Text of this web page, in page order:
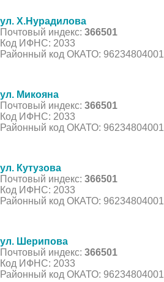
ул. Х.Нурадилова
Почтовый индекс: 366501
Код ИФНС: 2033
Районный код ОКАТО: 96234804001
ул. Микояна
Почтовый индекс: 366501
Код ИФНС: 2033
Районный код ОКАТО: 96234804001
ул. Кутузова
Почтовый индекс: 366501
Код ИФНС: 2033
Районный код ОКАТО: 96234804001
ул. Шерипова
Почтовый индекс: 366501
Код ИФНС: 2033
Районный код ОКАТО: 96234804001